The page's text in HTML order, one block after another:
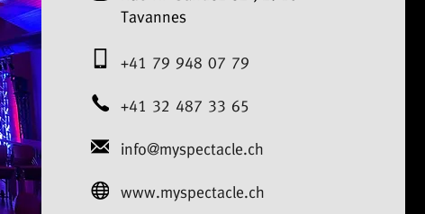
Tavannes
+41 79 948 07 79
+41 32 487 33 65
info@myspectacle.ch
www.myspectacle.ch